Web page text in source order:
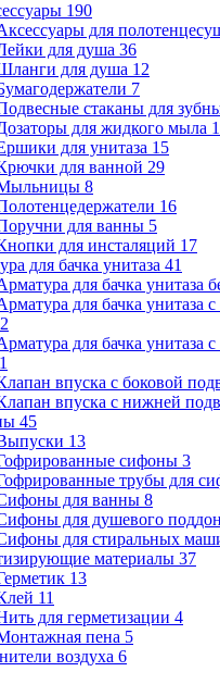
190
для
для душа 36
для душа 12
7
стаканы для
для жидкого мыла
для унитаза 15
для ванной 29
8
16
для ванны 5
для инсталяций 17
для бачка унитаза 41
для бачка унитаза
для бачка унитаза
для бачка унитаза
впуска с боковой
впуска с нижней
45
13
сифоны 3
трубы для
для ванны 8
для душевого
для стиральных
материалы 37
13
11
для герметизации 4
пена 5
воздуха 6